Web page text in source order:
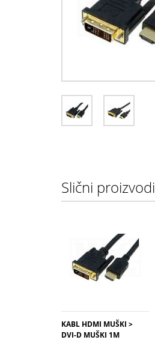
Slični proizvodi
KABL HDMI MUŠKI >
DVI-D MUŠKI 1M